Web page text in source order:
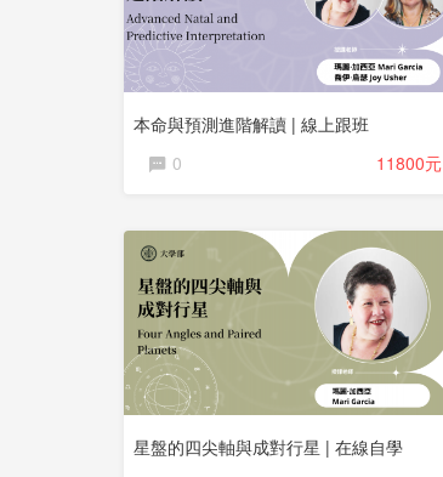
本命與預測進階解讀 | 線上跟班
0
11800元
星盤的四尖軸與成對行星 | 在線自學